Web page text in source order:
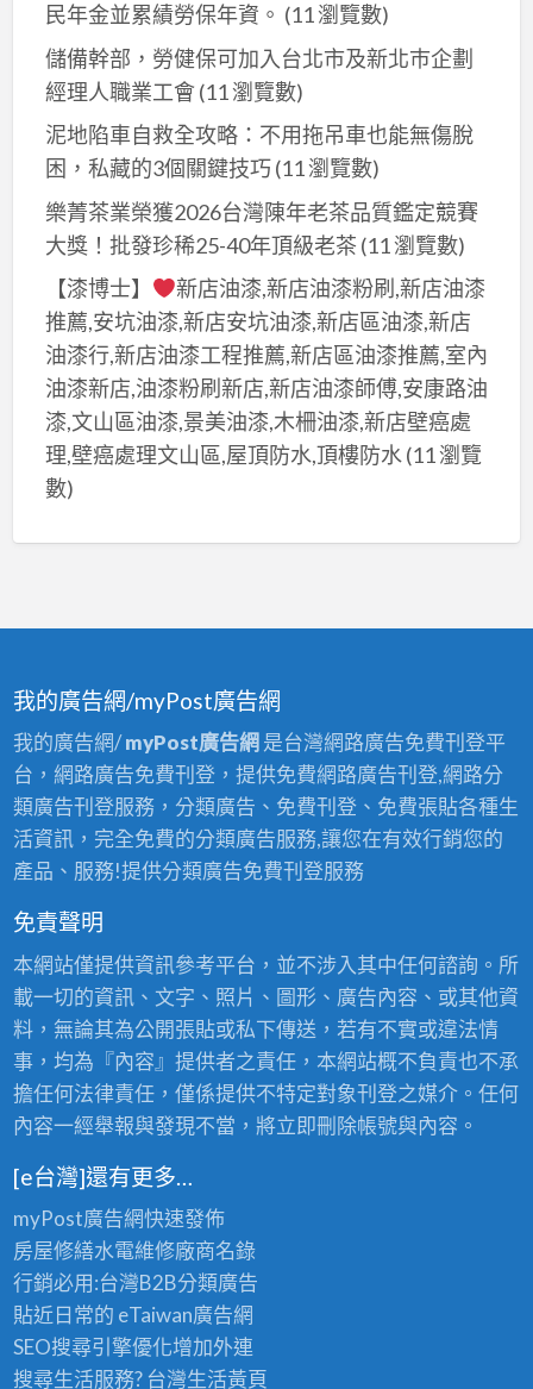
民年金並累績勞保年資。 (11 瀏覽數)
儲備幹部，勞健保可加入台北市及新北巿企劃
經理人職業工會 (11 瀏覽數)
泥地陷車自救全攻略：不用拖吊車也能無傷脫
困，私藏的3個關鍵技巧(11 瀏覽數)
樂菁茶業榮獲2026台灣陳年老茶品質鑑定競賽
大獎！批發珍稀25-40年頂級老茶 (11 瀏覽數)
【漆博士】
新店油漆,新店油漆粉刷,新店油漆
推薦,安坑油漆,新店安坑油漆,新店區油漆,新店
油漆行,新店油漆工程推薦,新店區油漆推薦,室內
油漆新店,油漆粉刷新店,新店油漆師傅,安康路油
漆,文山區油漆,景美油漆,木柵油漆,新店壁癌處
理,壁癌處理文山區,屋頂防水,頂樓防水(11 瀏覽
數)
我的廣告網/myPost廣告網
我的廣告網/myPost廣告網 是台灣網路廣告免費刊登平
台，網路廣告免費刊登，提供免費網路廣告刊登,網路分
類廣告刊登服務，分類廣告、免費刊登、免費張貼各種生
活資訊，完全免費的分類廣告服務,讓您在有效行銷您的
產品、服務!提供分類廣告免費刊登服務
免責聲明
本網站僅提供資訊參考平台，並不涉入其中任何諮詢。所
載一切的資訊、文字、照片、圖形、廣告內容、或其他資
料，無論其為公開張貼或私下傳送，若有不實或違法情
事，均為『內容』提供者之責任，本網站概不負責也不承
擔任何法律責任，僅係提供不特定對象刊登之媒介。任何
內容一經舉報與發現不當，將立即刪除帳號與內容。
[e台灣]還有更多…
myPost廣告網快速發佈
房屋修繕水電維修廠商名錄
行銷必用:台灣B2B分類廣告
貼近日常的 eTaiwan廣告網
SEO搜尋引擎優化增加外連
搜尋生活服務? 台灣生活黃頁